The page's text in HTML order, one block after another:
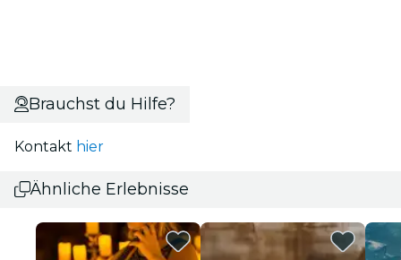
Brauchst du Hilfe?
Kontakt hier
Ähnliche Erlebnisse